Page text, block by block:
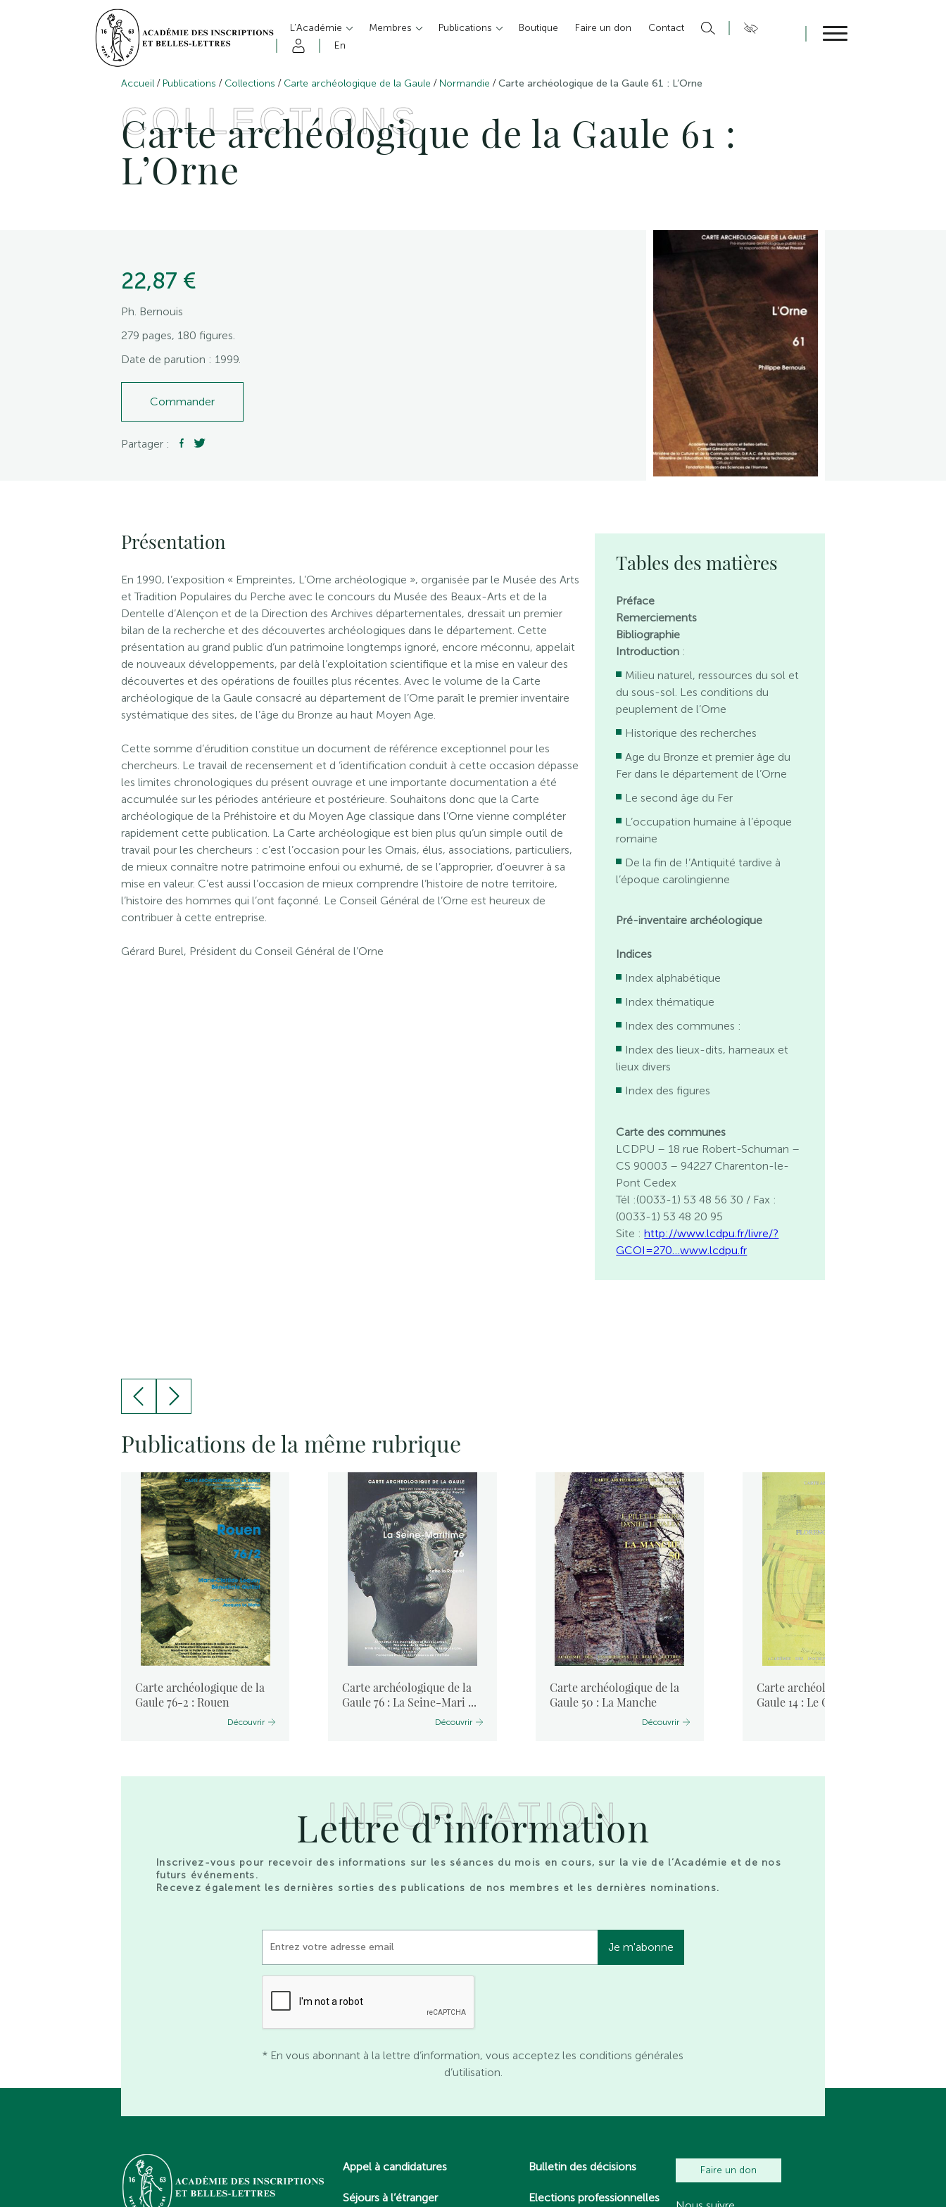
L’Académie Membres Publications Boutique Faire un don
Contact
En
Accueil / Publications / Collections / Carte archéologique de la Gaule / Normandie /Carte archéologique de la Gaule 61 : L’Orne
COLLECTIONS
Carte archéologique de la Gaule 61 :
L’Orne
22,87 €
Ph. Bernouis
279 pages, 180 figures.
Date de parution : 1999.
Commander
Partager :
Présentation
En 1990, l’exposition « Empreintes, L’Orne archéologique », organisée par le Musée des Arts
et Tradition Populaires du Perche avec le concours du Musée des Beaux-Arts et de la
Dentelle d’Alençon et de la Direction des Archives départementales, dressait un premier
bilan de la recherche et des découvertes archéologiques dans le département. Cette
présentation au grand public d’un patrimoine longtemps ignoré, encore méconnu, appelait
de nouveaux développements, par delà l’exploitation scientifique et la mise en valeur des
découvertes et des opérations de fouilles plus récentes. Avec le volume de la Carte
archéologique de la Gaule consacré au département de l’Orne paraît le premier inventaire
systématique des sites, de l’âge du Bronze au haut Moyen Age.
Cette somme d’érudition constitue un document de référence exceptionnel pour les
chercheurs. Le travail de recensement et d ’identification conduit à cette occasion dépasse
les limites chronologiques du présent ouvrage et une importante documentation a été
accumulée sur les périodes antérieure et postérieure. Souhaitons donc que la Carte
archéologique de la Préhistoire et du Moyen Age classique dans l’Orne vienne compléter
rapidement cette publication. La Carte archéologique est bien plus qu’un simple outil de
travail pour les chercheurs : c’est l’occasion pour les Ornais, élus, associations, particuliers,
de mieux connaître notre patrimoine enfoui ou exhumé, de se l’approprier, d’oeuvrer à sa
mise en valeur. C’est aussi l’occasion de mieux comprendre l’histoire de notre territoire,
l’histoire des hommes qui l’ont façonné. Le Conseil Général de l’Orne est heureux de
contribuer à cette entreprise.
Gérard Burel, Président du Conseil Général de l’Orne
Tables des matières
Préface
Remerciements
Bibliographie
Introduction :
Milieu naturel, ressources du sol et
du sous-sol. Les conditions du
peuplement de l’Orne
Historique des recherches
Age du Bronze et premier âge du
Fer dans le département de l’Orne
Le second âge du Fer
L’occupation humaine à l’époque
romaine
De la fin de !’Antiquité tardive à
l’époque carolingienne
Pré-inventaire archéologique
Indices
Index alphabétique
Index thématique
Index des communes :
Index des lieux-dits, hameaux et
lieux divers
Index des figures
Carte des communes
LCDPU – 18 rue Robert-Schuman –
CS 90003 – 94227 Charenton-le-
Pont Cedex
Tél :(0033-1) 53 48 56 30 / Fax :
(0033-1) 53 48 20 95
Site :http://www.lcdpu.fr/livre/?
GCOI=270…www.lcdpu.fr
Publications de la même rubrique
Carte archéologique de la
Gaule 76-2 : Rouen
Découvrir
Carte archéologique de la
Gaule 76 : La Seine-Mari ...
Découvrir
Carte archéologique de la
Gaule 50 : La Manche
Découvrir
Carte archéologique de la
Gaule 14 : Le Calvados
INFORMATION
Lettre d’information
Inscrivez-vous pour recevoir des informations sur les séances du mois en cours, sur la vie de l’Académie et de nos
futurs événements.
Recevez également les dernières sorties des publications de nos membres et les dernières nominations.
* En vous abonnant à la lettre d’information, vous acceptez les conditions générales
d’utilisation.
Appel à candidatures
Séjours à l’étranger
Bulletin des décisions
Elections professionnelles
Faire un don